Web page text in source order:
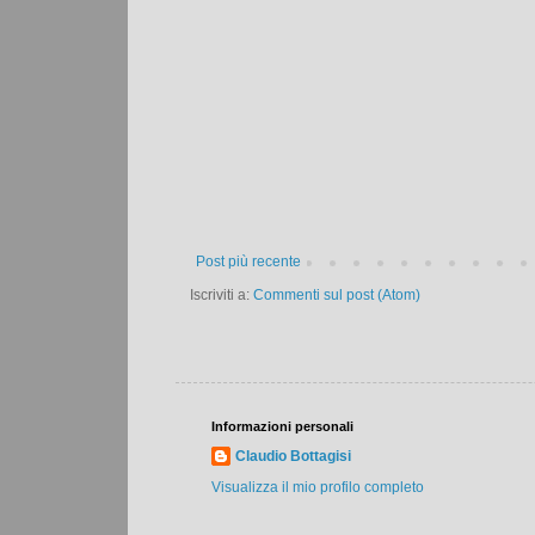
Post più recente
Iscriviti a: Commenti sul post (Atom)
Informazioni personali
Claudio Bottagisi
Visualizza il mio profilo completo